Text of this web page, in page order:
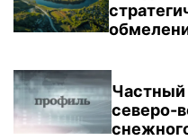
Частный
северо-